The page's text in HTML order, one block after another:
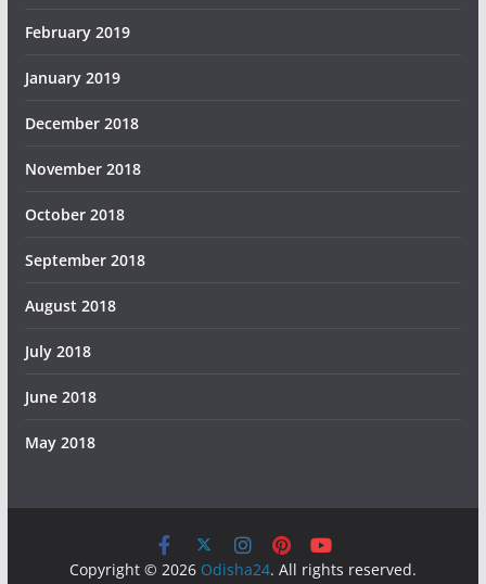
February 2019
January 2019
December 2018
November 2018
October 2018
September 2018
August 2018
July 2018
June 2018
May 2018
Copyright © 2026 Odisha24. All rights reserved.